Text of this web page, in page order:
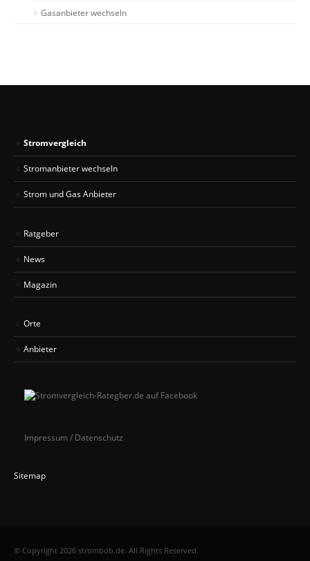
Gasanbieter wechseln
Stromvergleich
Stromanbieter wechseln
Strom und Gas Anbieter
Ratgeber
News
Magazin
Orte
Anbieter
Impressum / Datenschutz
Sitemap
© Copyright 2026 strombob.de. All Rights Reserved.